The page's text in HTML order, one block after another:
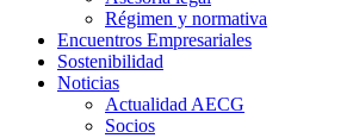
Régimen y normativa
Encuentros Empresariales
Sostenibilidad
Noticias
Actualidad AECG
Socios